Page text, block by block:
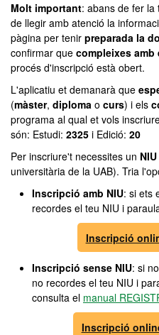
Molt important: abans de fer la
de llegir amb atenció la
pàgina per tenir preparada la
confirmar que compleixes
procés d'inscripció està obert.
L'aplicatiu et demanarà que
(màster, diploma o curs) i els
programa al qual et vols
són: Estudi: 2325 i Edició: 20
Per inscriure't necessites un NIU
universitària de la UAB). Tria
Inscripció amb NIU: si ets
recordes el teu NIU i
Inscripció
Inscripció sense NIU: si
no recordes el teu NIU i
consulta el manual
Inscripció